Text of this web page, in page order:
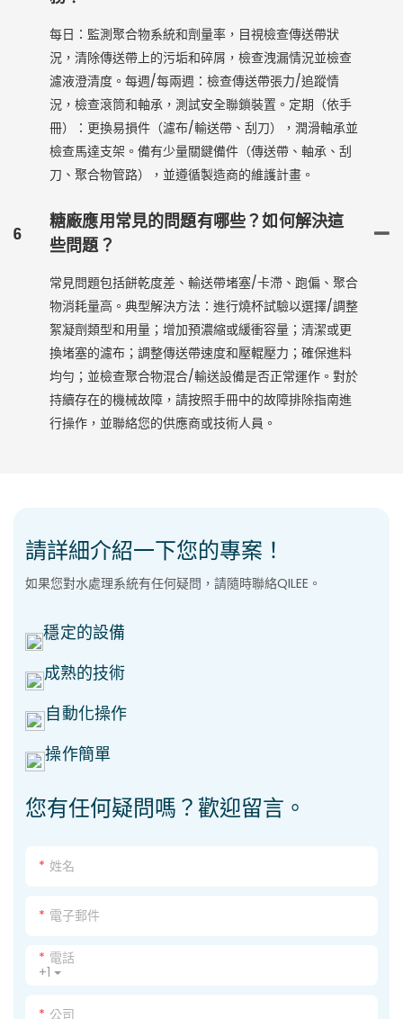
每日：監測聚合物系統和劑量率，目視檢查傳送帶狀
況，清除傳送帶上的污垢和碎屑，檢查洩漏情況並檢查
濾液澄清度。每週/每兩週：檢查傳送帶張力/追蹤情
況，檢查滾筒和軸承，測試安全聯鎖裝置。定期（依手
冊）：更換易損件（濾布/輸送帶、刮刀），潤滑軸承並
檢查馬達支架。備有少量關鍵備件（傳送帶、軸承、刮
刀、聚合物管路），並遵循製造商的維護計畫。
6
糖廠應用常見的問題有哪些？如何解決這
些問題？
常見問題包括餅乾度差、輸送帶堵塞/卡滯、跑偏、聚合
物消耗量高。典型解決方法：進行燒杯試驗以選擇/調整
絮凝劑類型和用量；增加預濃縮或緩衝容量；清潔或更
換堵塞的濾布；調整傳送帶速度和壓輥壓力；確保進料
均勻；並檢查聚合物混合/輸送設備是否正常運作。對於
持續存在的機械故障，請按照手冊中的故障排除指南進
行操作，並聯絡您的供應商或技術人員。
請詳細介紹一下您的專案！
如果您對水處理系統有任何疑問，請隨時聯絡QILEE。
穩定的設備
成熟的技術
自動化操作
操作簡單
您有任何疑問嗎？歡迎留言。
姓名
電子郵件
+1
電話
公司